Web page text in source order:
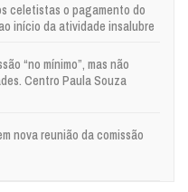
celetistas o pagamento do
início da atividade insalubre
“no mínimo”, mas não
Centro Paula Souza
nova reunião da comissão